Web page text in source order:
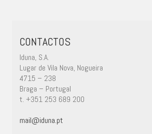
CONTACTOS
Iduna, S.A.
Lugar de Vila Nova, Nogueira
4715 – 238
Braga – Portugal
t. +351 253 689 200
mail@iduna.pt